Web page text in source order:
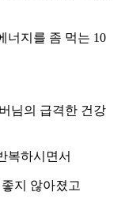
너지를 좀 먹는 10
님의 급격한 건강
복하시면서
지 않아졌고